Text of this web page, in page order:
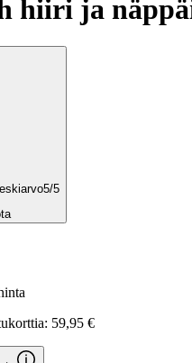
hiiri ja
5/5
59,95 €